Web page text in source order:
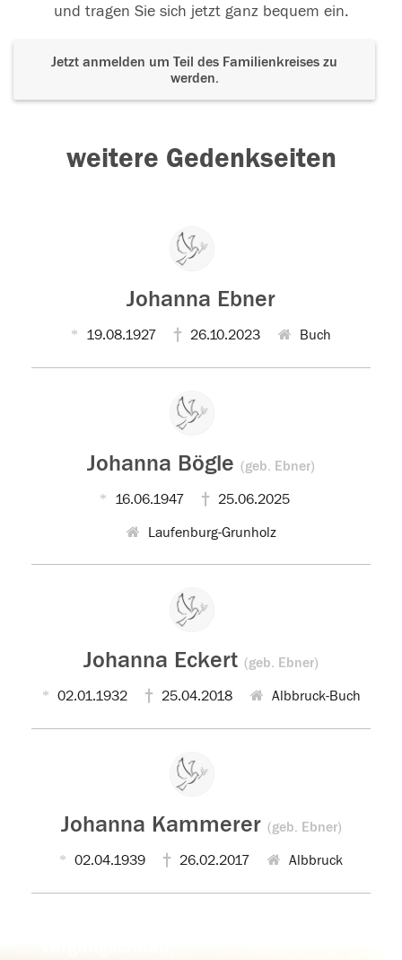
und tragen Sie sich jetzt ganz bequem ein.
Jetzt anmelden um Teil des Familienkreises zu
werden.
weitere Gedenkseiten
Johanna Ebner
19.08.1927 26.10.2023 Buch
Johanna Bögle (geb. Ebner)
16.06.1947 25.06.2025
Laufenburg-Grunholz
Johanna Eckert (geb. Ebner)
02.01.1932 25.04.2018 Albbruck-Buch
Johanna Kammerer (geb. Ebner)
02.04.1939 26.02.2017 Albbruck